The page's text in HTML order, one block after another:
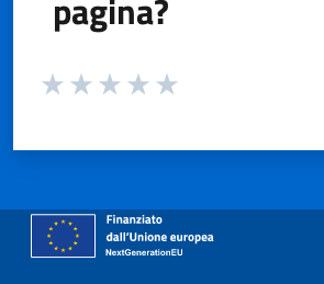
pagina?
Valuta da 1 a 5 stelle la pagina